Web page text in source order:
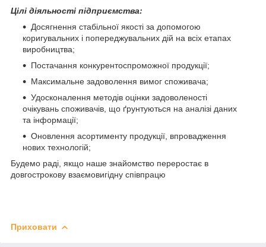
Цілі діяльності підприємства:
Досягнення стабільної якості за допомогою
коригувальних і попереджувальних дій на всіх етапах
виробництва;
Постачання конкурентоспроможної продукції;
Максимальне задоволення вимог споживача;
Удосконалення методів оцінки задоволеності
очікувань споживачів, що ґрунтуються на аналізі даних
та інформації;
Оновлення асортименту продукції, впровадження
нових технологій;
Будемо раді, якщо наше знайомство переростає в
довгострокову взаємовигідну співпрацю
Приховати